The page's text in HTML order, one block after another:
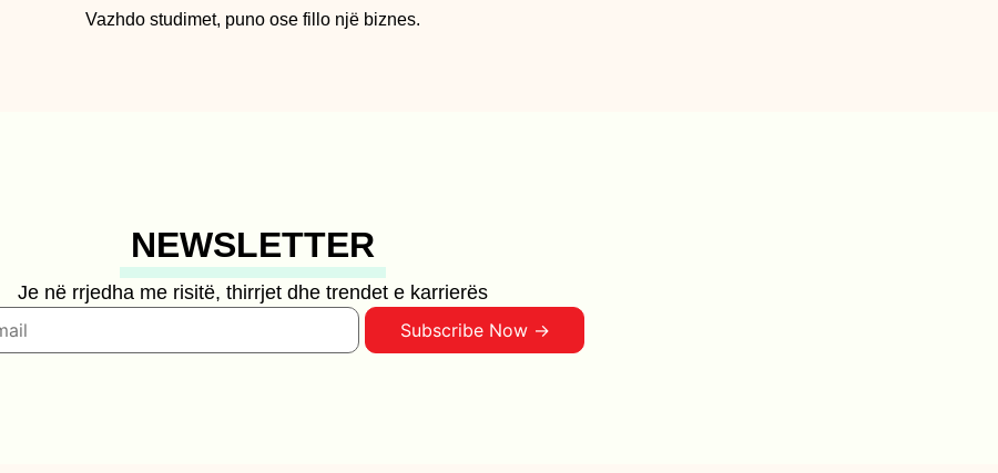
Vazhdo studimet, puno ose fillo një biznes.
NEWSLETTER
Je në rrjedha me risitë, thirrjet dhe trendet e karrierës